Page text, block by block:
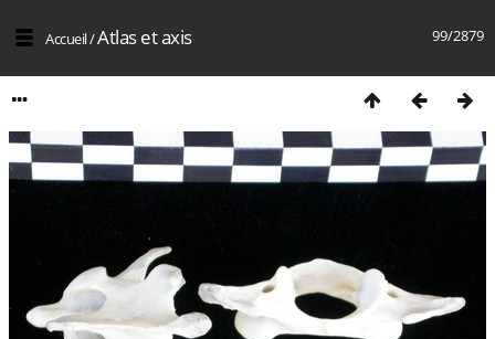
99/2879
Accueil/Atlas et axis